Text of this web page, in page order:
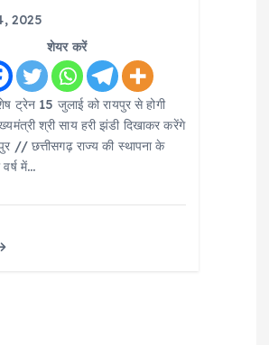
2025
शेयर करें
ट्रेन 15 जुलाई को रायपुर से होगी
श्री साय हरी झंडी दिखाकर करेंगे
// छत्तीसगढ़ राज्य की स्थापना के
में…